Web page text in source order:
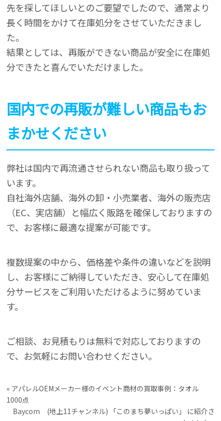
先を探してほしいとのご要望でしたので、通常より
長く時間をかけて在庫処分をさせていただきまし
た。
結果としては、再販ができない商品が安全に在庫処
分できたと喜んでいただけました。
国内での再販が難しい商品もお
まかせください
弊社は国内で再流通させられない商品も取り扱って
います。
自社海外店舗、海外の卸・小売業者、海外の販売店
（EC、実店舗）と幅広く販路を確保しておりますの
で、お客様に最適な提案が可能です。
複数提案の中から、価格差や条件の違いなどを説明
し、お客様にご納得していただき、安心して在庫処
分サービスをご利用いただけるように努めていま
す。
ご相談、お見積もりは無料で対応しておりますの
で、お気軽にお問い合わせください。
« アパレルOEMメーカー様のイベント商材の買取事例：タオル
1000点
Baycom (地上11チャンネル) 「このまち夢いっぱい」 に紹介さ